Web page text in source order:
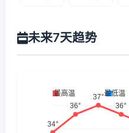
未来7天趋势